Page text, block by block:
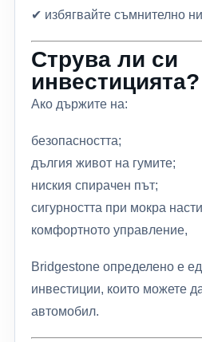
✔ избягвайте съмнително
Струва ли си
инвестицията?
Ако държите на:
безопасността;
дългия живот на гумите;
ниския спирачен път;
сигурността при мокра
комфортното управление,
Bridgestone определено е
инвестиции, които можете
автомобил.